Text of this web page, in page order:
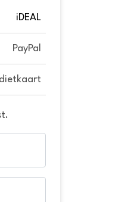
iDEAL
PayPal